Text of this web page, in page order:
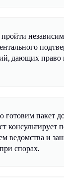
дающих право
готовим пакет
консультирует
ведомства и
спорах.